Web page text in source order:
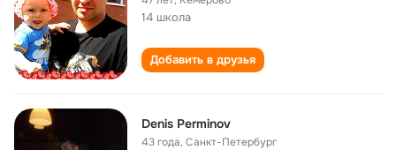
14 школа
Добавить в друзья
Denis Perminov
43 года,Санкт-Петербург